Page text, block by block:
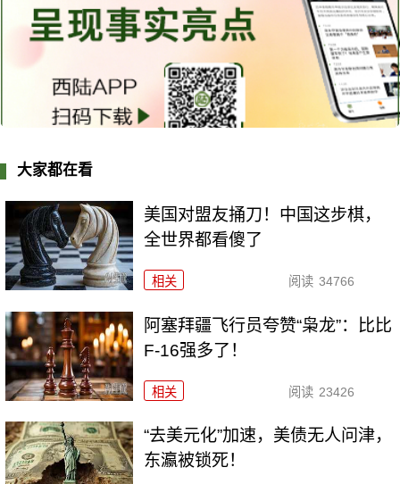
大家都在看
美国对盟友捅刀！中国这步棋，
全世界都看傻了
相关 阅读 34766
阿塞拜疆飞行员夸赞“枭龙”：比比
F-16强多了！
相关 阅读 23426
“去美元化”加速，美债无人问津，
东瀛被锁死！